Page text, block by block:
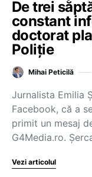
De trei
constant
doctorat
Poliție
Mihai Peticilă
Jurnalista Emilia
Facebook, că a
primit un mesaj
G4Media.ro.
Vezi articolul